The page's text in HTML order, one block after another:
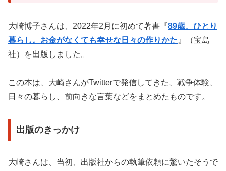
大崎博子さんは、2022年2月に初めて著書『89歳、ひとり
暮らし。お金がなくても幸せな日々の作りかた 』（宝島
社）を出版しました。
この本は、大崎さんがTwitterで発信してきた、戦争体験、
日々の暮らし、前向きな言葉などをまとめたものです。
出版のきっかけ
大崎さんは、当初、出版社からの執筆依頼に驚いたそうで